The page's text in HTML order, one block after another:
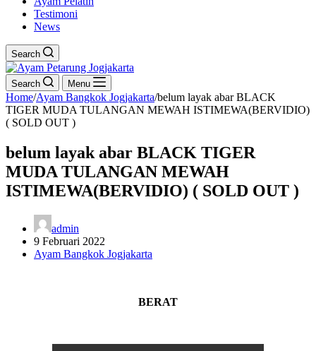
Testimoni
News
Search
Search Menu
Home/Ayam Bangkok Jogjakarta/belum layak abar BLACK
TIGER MUDA TULANGAN MEWAH ISTIMEWA(BERVIDIO)
( SOLD OUT )
belum layak abar BLACK TIGER
MUDA TULANGAN MEWAH
ISTIMEWA(BERVIDIO) ( SOLD OUT )
admin
9 Februari 2022
Ayam Bangkok Jogjakarta
BERAT